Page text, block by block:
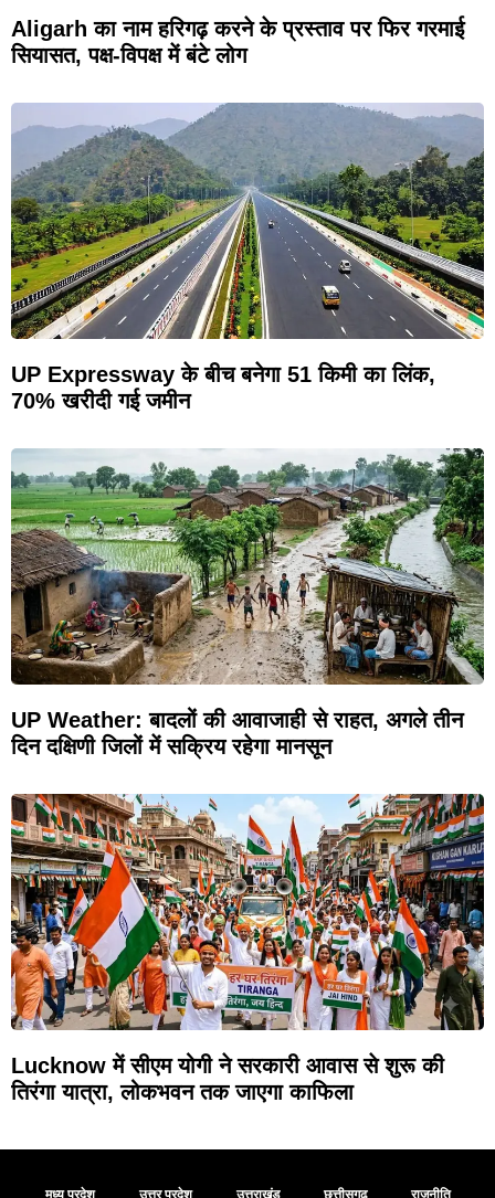
Aligarh का नाम हरिगढ़ करने के प्रस्ताव पर फिर गरमाई
सियासत, पक्ष-विपक्ष में बंटे लोग
UP Expressway के बीच बनेगा 51 किमी का लिंक,
70% खरीदी गई जमीन
UP Weather: बादलों की आवाजाही से राहत, अगले तीन
दिन दक्षिणी जिलों में सक्रिय रहेगा मानसून
Lucknow में सीएम योगी ने सरकारी आवास से शुरू की
तिरंगा यात्रा, लोकभवन तक जाएगा काफिला